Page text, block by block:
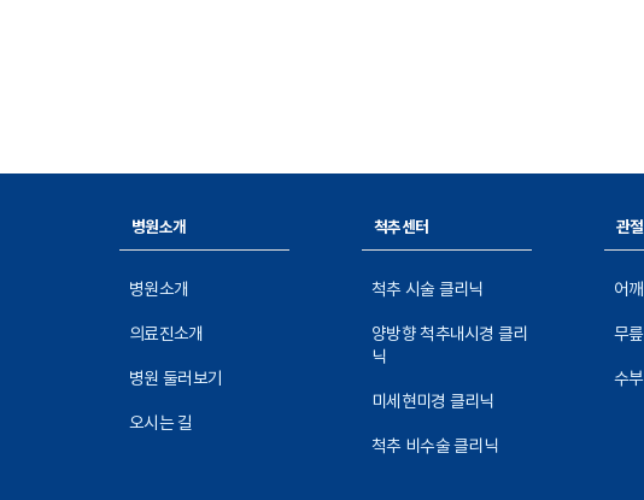
병원소개
병원소개
의료진소개
병원 둘러보기
오시는 길
척추센터
척추 시술 클리닉
양방향 척추내시경 클리
닉
미세현미경 클리닉
척추 비수술 클리닉
관
어
무
수